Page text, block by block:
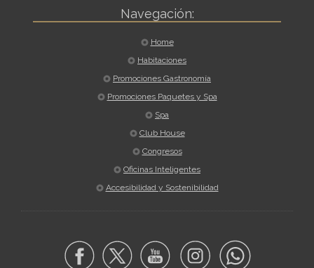
Navegación:
Home
Habitaciones
Promociones Gastronomía
Promociones Paquetes y Spa
Spa
Club House
Congresos
Oficinas Inteligentes
Accesibilidad y Sostenibilidad